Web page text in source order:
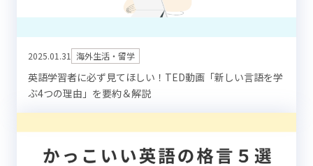
2025.01.31 海外生活・留学
英語学習者に必ず見てほしい！TED動画「新しい言語を学
ぶ4つの理由」を要約＆解説